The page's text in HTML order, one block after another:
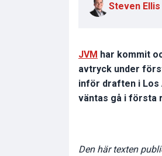
Steven Ellis
JVM har kommit
avtryck under
inför draften i Los
väntas gå i första
Den här texten